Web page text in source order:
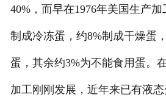
40%，而早在1976年美国生产
制成冷冻蛋，约8%制成干燥蛋
蛋，其余约3%为不能食用蛋。
加工刚刚发展，近年来已有液